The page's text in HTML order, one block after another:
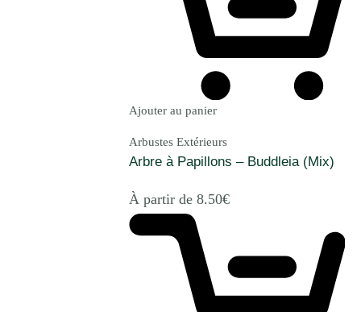
Ajouter au panier
Arbustes Extérieurs
Arbre à Papillons – Buddleia (Mix)
À partir de 8.50€